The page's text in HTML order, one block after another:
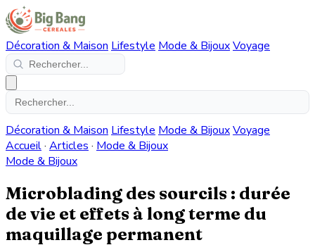
Décoration & Maison Lifestyle Mode & BijouxVoyage
Décoration & Maison Lifestyle Mode & BijouxVoyage
Accueil· Articles · Mode & Bijoux
Mode & Bijoux
Microblading des sourcils : durée
de vie et effets à long terme du
maquillage permanent